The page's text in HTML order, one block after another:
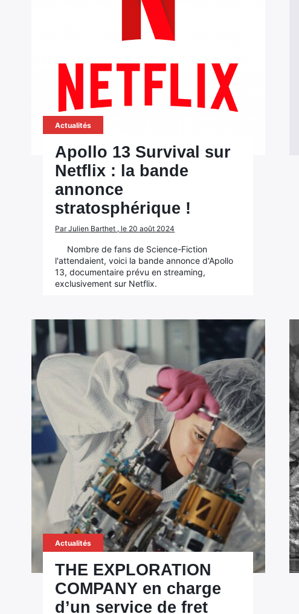
Actualités
Apollo 13 Survival sur
Netflix : la bande
annonce
stratosphérique !
Par Julien Barthet , le 20 août 2024
Nombre de fans de Science-Fiction
l'attendaient, voici la bande annonce d'Apollo
13, documentaire prévu en streaming,
exclusivement sur Netflix.
Actualités
THE EXPLORATION
COMPANY en charge
d’un service de fret